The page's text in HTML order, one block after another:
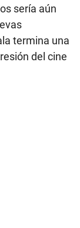
sería aún
termina una
del cine